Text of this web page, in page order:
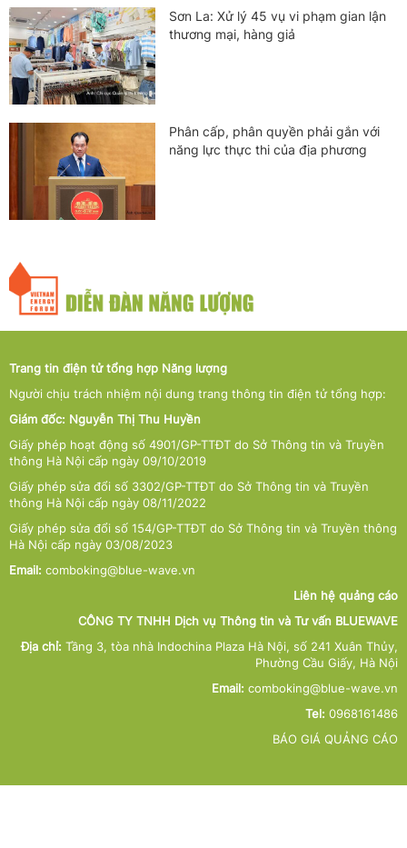
Sơn La: Xử lý 45 vụ vi phạm gian lận
thương mại, hàng giả
Phân cấp, phân quyền phải gắn với
năng lực thực thi của địa phương
Trang tin điện tử tổng hợp Năng lượng
Người chịu trách nhiệm nội dung trang thông tin điện tử tổng hợp:
Giám đốc: Nguyễn Thị Thu Huyền
Giấy phép hoạt động số 4901/GP-TTĐT do Sở Thông tin và Truyền
thông Hà Nội cấp ngày 09/10/2019
Giấy phép sửa đổi số 3302/GP-TTĐT do Sở Thông tin và Truyền
thông Hà Nội cấp ngày 08/11/2022
Giấy phép sửa đổi số 154/GP-TTĐT do Sở Thông tin và Truyền thông
Hà Nội cấp ngày 03/08/2023
Email: comboking@blue-wave.vn
Liên hệ quảng cáo
CÔNG TY TNHH Dịch vụ Thông tin và Tư vấn BLUEWAVE
Địa chỉ: Tầng 3, tòa nhà Indochina Plaza Hà Nội, số 241 Xuân Thủy,
Phường Cầu Giấy, Hà Nội
Email: comboking@blue-wave.vn
Tel: 0968161486
BÁO GIÁ QUẢNG CÁO